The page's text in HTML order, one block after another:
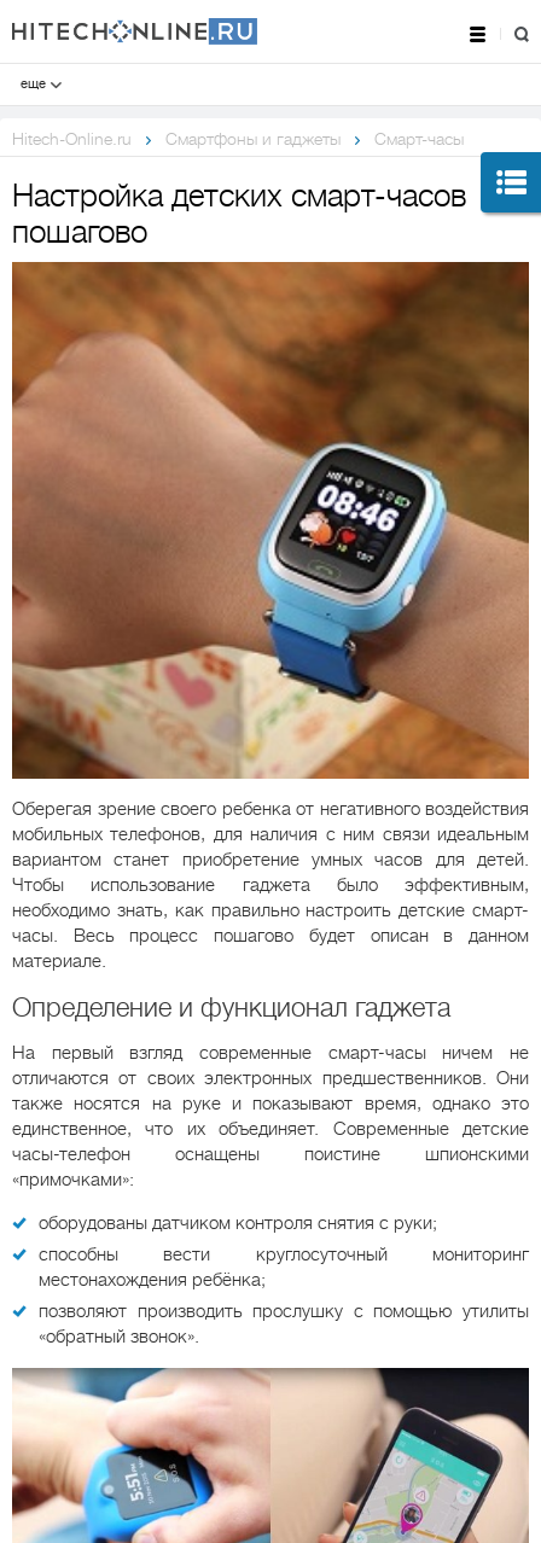
еще
Hitech-Online.ru Смартфоны и гаджеты Смарт-часы
Настройка детских смарт-часов
пошагово
Оберегая зрение своего ребенка от негативного воздействия
мобильных телефонов, для наличия с ним связи идеальным
вариантом станет приобретение умных часов для детей.
Чтобы использование гаджета было эффективным,
необходимо знать, как правильно настроить детские смарт-
часы. Весь процесс пошагово будет описан в данном
материале.
Определение и функционал гаджета
На первый взгляд современные смарт-часы ничем не
отличаются от своих электронных предшественников. Они
также носятся на руке и показывают время, однако это
единственное, что их объединяет. Современные детские
часы-телефон оснащены поистине шпионскими
«примочками»:
оборудованы датчиком контроля снятия с руки;
способны вести круглосуточный мониторинг
местонахождения ребёнка;
позволяют производить прослушку с помощью утилиты
«обратный звонок».